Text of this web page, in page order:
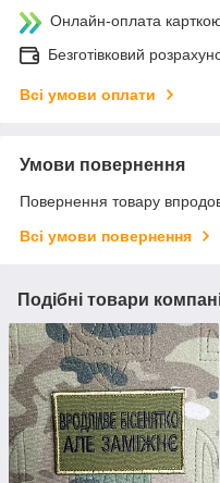
Онлайн-оплата
Безготівковий
Всі умови оплати
Умови повернення
Повернення товару
Всі умови повернення
Подібні товари